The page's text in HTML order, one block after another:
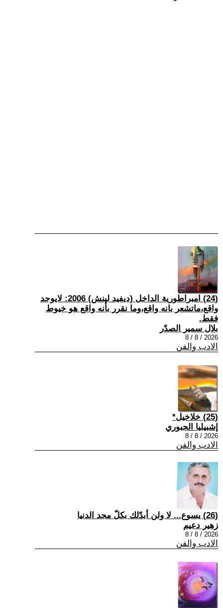
(24) امبراطورية الداخل (ديفيد لينش) 2006: لايوجد
واقع،ماتشعر بانه واقع،وما نقرر بأنه واقع هو خيوط
فقط.
بلال سمير الصدّر
2026 / 8 / 8
الادب والفن
(25) خلاخيل*
إشبيليا الجبوري
2026 / 8 / 8
الادب والفن
(26) يسوع... لا ولن أبدّلك بكلّ مجد الدنيا
زهير دعيم
2026 / 8 / 8
الادب والفن